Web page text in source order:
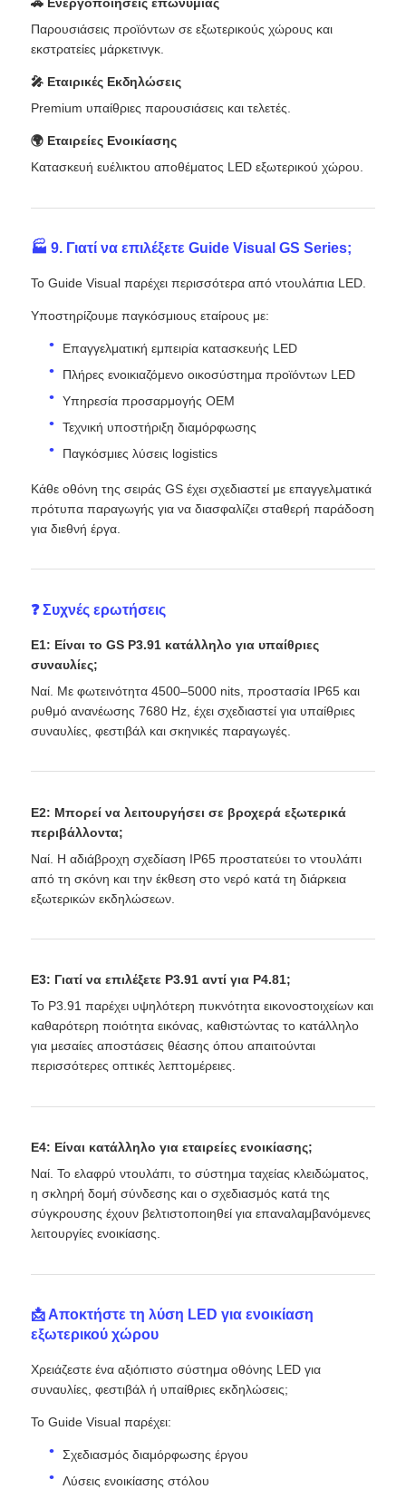
Παρουσιάσεις προϊόντων σε εξωτερικούς χώρους και
εκστρατείες μάρκετινγκ.
🎤 Εταιρικές Εκδηλώσεις
Premium υπαίθριες παρουσιάσεις και τελετές.
🌍 Εταιρείες Ενοικίασης
Κατασκευή ευέλικτου αποθέματος LED εξωτερικού χώρου.
🏭 9. Γιατί να επιλέξετε Guide Visual GS Series;
Το Guide Visual παρέχει περισσότερα από ντουλάπια LED.
Υποστηρίζουμε παγκόσμιους εταίρους με:
Επαγγελματική εμπειρία κατασκευής LED
Πλήρες ενοικιαζόμενο οικοσύστημα προϊόντων LED
Υπηρεσία προσαρμογής OEM
Τεχνική υποστήριξη διαμόρφωσης
Παγκόσμιες λύσεις logistics
Κάθε οθόνη της σειράς GS έχει σχεδιαστεί με επαγγελματικά
πρότυπα παραγωγής για να διασφαλίζει σταθερή παράδοση
για διεθνή έργα.
❓ Συχνές ερωτήσεις
Ε1: Είναι το GS P3.91 κατάλληλο για υπαίθριες
συναυλίες;
Ναί. Με φωτεινότητα 4500–5000 nits, προστασία IP65 και
ρυθμό ανανέωσης 7680 Hz, έχει σχεδιαστεί για υπαίθριες
συναυλίες, φεστιβάλ και σκηνικές παραγωγές.
Ε2: Μπορεί να λειτουργήσει σε βροχερά εξωτερικά
περιβάλλοντα;
Ναί. Η αδιάβροχη σχεδίαση IP65 προστατεύει το ντουλάπι
από τη σκόνη και την έκθεση στο νερό κατά τη διάρκεια
εξωτερικών εκδηλώσεων.
Ε3: Γιατί να επιλέξετε P3.91 αντί για P4.81;
Το P3.91 παρέχει υψηλότερη πυκνότητα εικονοστοιχείων και
καθαρότερη ποιότητα εικόνας, καθιστώντας το κατάλληλο
για μεσαίες αποστάσεις θέασης όπου απαιτούνται
περισσότερες οπτικές λεπτομέρειες.
Ε4: Είναι κατάλληλο για εταιρείες ενοικίασης;
Ναί. Το ελαφρύ ντουλάπι, το σύστημα ταχείας κλειδώματος,
η σκληρή δομή σύνδεσης και ο σχεδιασμός κατά της
σύγκρουσης έχουν βελτιστοποιηθεί για επαναλαμβανόμενες
λειτουργίες ενοικίασης.
📩 Αποκτήστε τη λύση LED για ενοικίαση
εξωτερικού χώρου
Χρειάζεστε ένα αξιόπιστο σύστημα οθόνης LED για
συναυλίες, φεστιβάλ ή υπαίθριες εκδηλώσεις;
Το Guide Visual παρέχει:
Σχεδιασμός διαμόρφωσης έργου
Λύσεις ενοικίασης στόλου